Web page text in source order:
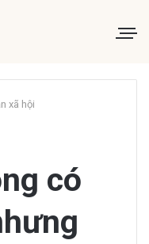
xã hội
có